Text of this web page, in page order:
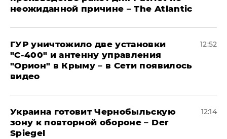
неожиданной причине – The Atlantic
ГУР уничтожило две установки
"С‑400" и антенну управления
"Орион" в Крыму – в Сети появилось
видео
12:52
Украина готовит Чернобыльскую
зону к повторной обороне – Der
Spiegel
12:14